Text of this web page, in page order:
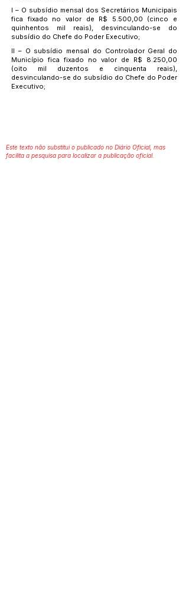
I – O subsídio mensal dos Secretários Municipais
fica fixado no valor de R$ 5.500,00 (cinco e
quinhentos mil reais), desvinculando-se do
subsídio do Chefe do Poder Executivo;
II – O subsídio mensal do Controlador Geral do
Município fica fixado no valor de R$ 8.250,00
(oito mil duzentos e cinquenta reais),
desvinculando-se do subsídio do Chefe do Poder
Executivo;
Este texto não substitui o publicado no Diário Oficial, mas
facilita a pesquisa para localizar a publicação oficial.